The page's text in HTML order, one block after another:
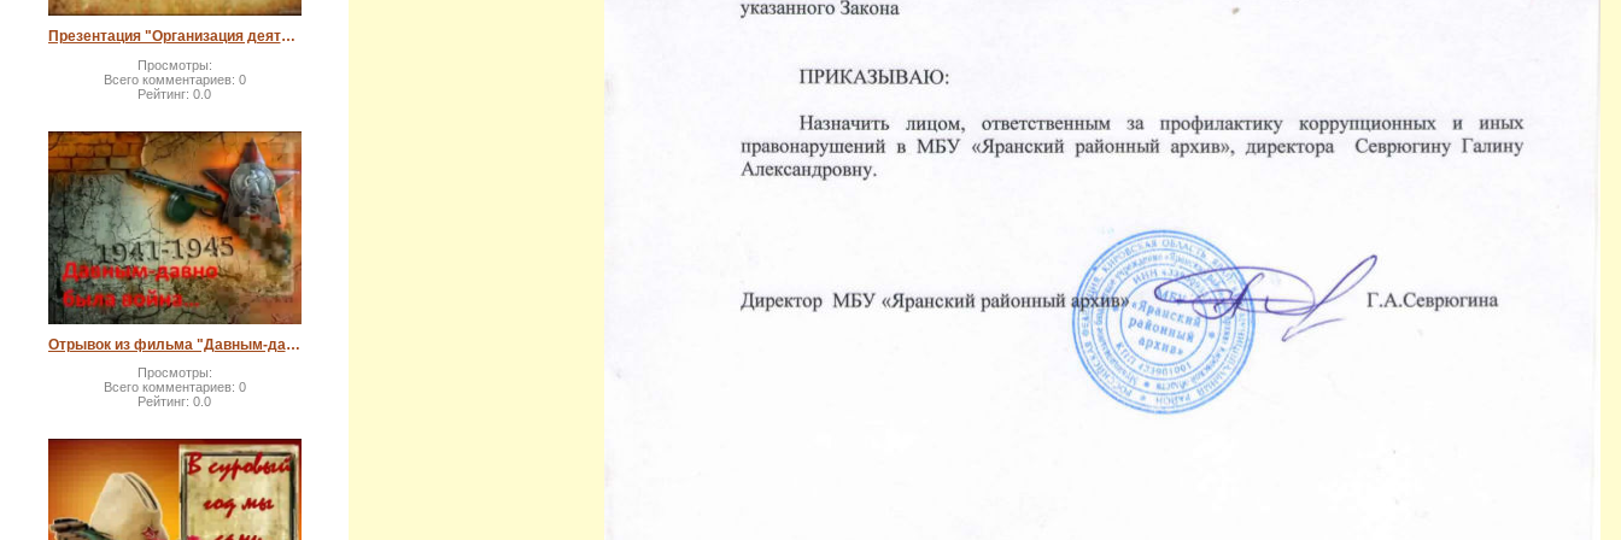
Презентация "Организация деятельности Яранского архива в сфере использования документов Архивного фонда Российской Федерации"
Просмотры:
Всего комментариев: 0
Рейтинг: 0.0
Отрывок из фильма "Давным-давно была война..."
Просмотры:
Всего комментариев: 0
Рейтинг: 0.0